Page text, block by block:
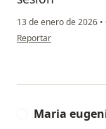
13 de enero de 2026 •
en opinión del usuario
Reportar
Maria